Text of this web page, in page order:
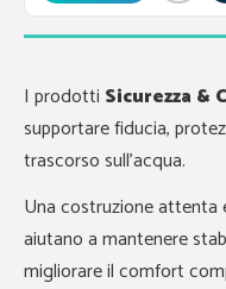
I prodotti Sicurezza &
supportare fiducia,
trascorso sull’acqua.
Una costruzione attenta
aiutano a mantenere
migliorare il comfort